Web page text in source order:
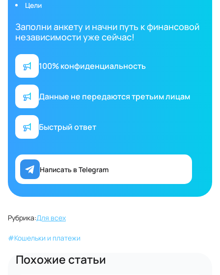
Цели
Заполни анкету и начни путь к финансовой
независимости уже сейчас!
100% конфиденциальность
Данные не передаются третьим лицам
Быстрый ответ
Написать в Telegram
Рубрика:Для всех
#Кошельки и платежи
Похожие статьи